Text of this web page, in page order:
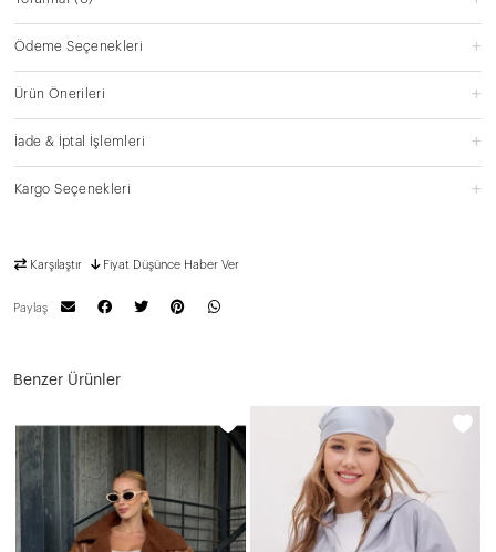
Ödeme Seçenekleri
Ürün Önerileri
İade & İptal İşlemleri
Kargo Seçenekleri
Karşılaştır Fiyat Düşünce Haber Ver
Paylaş
Benzer Ürünler